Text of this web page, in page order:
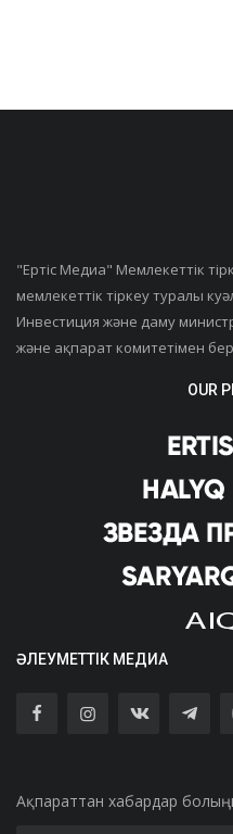
"Ертiс Медиа" Мемлекеттік
мемлекеттік тіркеу туралы
Инвестиция және даму
және ақпарат комитетімен
OUR
ӘЛЕУМЕТТІК МЕДИА
Ақпараттан хабардар